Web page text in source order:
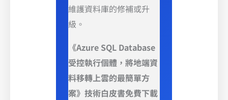
維護資料庫的修補或升
級。
《Azure SQL Database
受控執行個體，將地端資
料移轉上雲的最簡單方
案》技術白皮書免費下載